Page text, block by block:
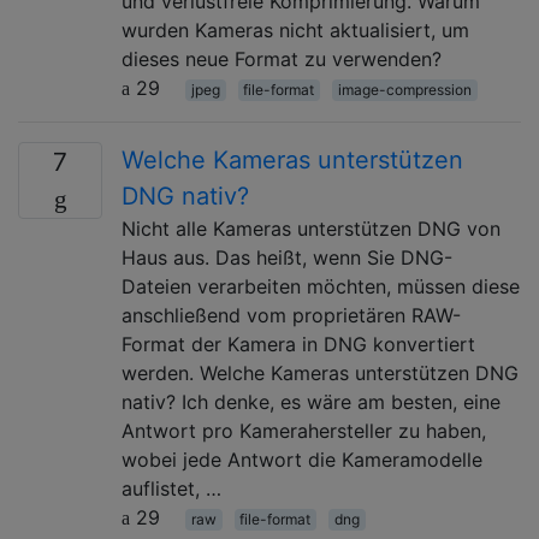
wurden Kameras nicht aktualisiert, um
dieses neue Format zu verwenden?
29
jpeg file-format image-compression
7
Welche Kameras unterstützen
DNG nativ?
Nicht alle Kameras unterstützen DNG von
Haus aus. Das heißt, wenn Sie DNG-
Dateien verarbeiten möchten, müssen diese
anschließend vom proprietären RAW-
Format der Kamera in DNG konvertiert
werden. Welche Kameras unterstützen DNG
nativ? Ich denke, es wäre am besten, eine
Antwort pro Kamerahersteller zu haben,
wobei jede Antwort die Kameramodelle
auflistet, …
29
raw file-format dng